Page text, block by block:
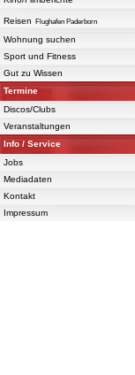
Reisen Flughafen Paderborn
Wohnung suchen
Sport und Fitness
Gut zu Wissen
Termine
Discos/Clubs
Veranstaltungen
Info / Service
Jobs
Mediadaten
Kontakt
Impressum